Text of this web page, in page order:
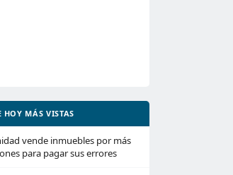
HOY MÁS VISTAS
vende inmuebles por más
para pagar sus errores